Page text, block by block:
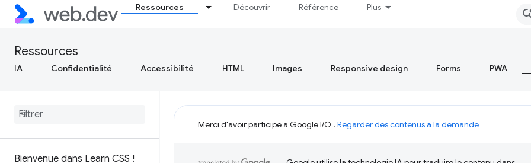
Ressources Découvrir Référence Plus
Ressources
IA Confidentialité Accessibilité HTML Images Responsive design Forms PWA
Bienvenue dans Learn CSS !
Merci d'avoir participé à Google I/O ! Regarder des contenus à la demande